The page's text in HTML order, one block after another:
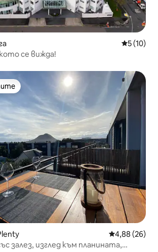
Средна
5 (10)
се вижда!
Средна
4,88 (26)
залез, изглед към планината,